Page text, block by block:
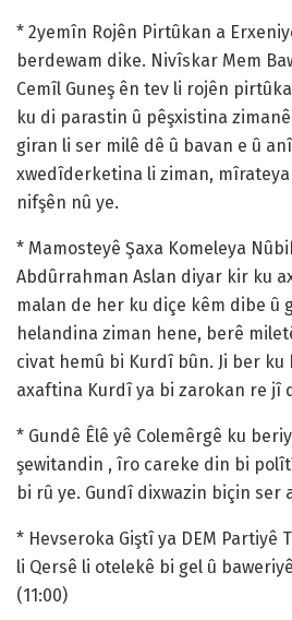
* 2yemîn Rojên Pirtûkan a
berdewam dike. Nivîskar Mem
Cemîl Guneş ên tev li rojên
ku di parastin û pêşxistina
giran li ser milê dê û bavan e û
xwedîderketina li ziman,
nifşên nû ye.
* Mamosteyê Şaxa Komeleya
Abdûrrahman Aslan diyar kir ku
malan de her ku diçe kêm dibe û
helandina ziman hene, berê
civat hemû bi Kurdî bûn. Ji ber ku
axaftina Kurdî ya bi zarokan re jî
* Gundê Êlê yê Colemêrgê ku
şewitandin , îro careke din bi
bi rû ye. Gundî dixwazin biçin ser
* Hevseroka Giştî ya DEM Partiyê
li Qersê li otelekê bi gel û
(11:00)